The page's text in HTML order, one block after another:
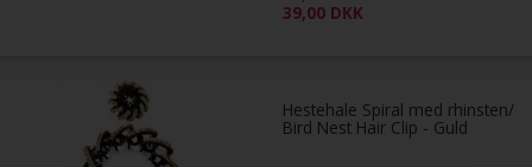
39,00 DKK
Hestehale Spiral med rhinsten/
Bird Nest Hair Clip - Guld